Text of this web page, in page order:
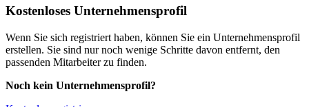
Kostenloses Unternehmensprofil
Wenn Sie sich registriert haben, können Sie ein Unternehmensprofil
erstellen. Sie sind nur noch wenige Schritte davon entfernt, den
passenden Mitarbeiter zu finden.
Noch kein Unternehmensprofil?